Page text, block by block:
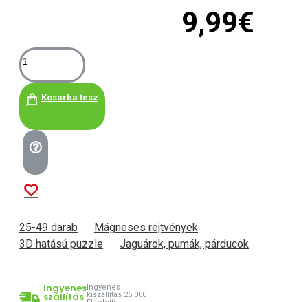
9,99€
Kosárba tesz
25-49 darab
Mágneses rejtvények
3D hatású puzzle
Jaguárok, pumák, párducok
Ingyenes
szállítás
Ingyenes
kiszállítás 25 000